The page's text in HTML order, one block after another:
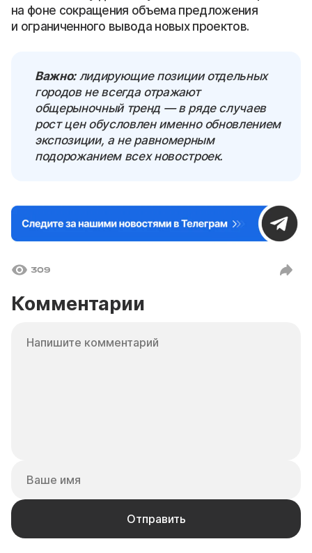
на фоне сокращения объема предложения
и ограниченного вывода новых проектов.
Важно:лидирующие позиции отдельных
городов не всегда отражают
общерыночный тренд — в ряде случаев
рост цен обусловлен именно обновлением
экспозиции, а не равномерным
подорожанием всех новостроек.
309
Комментарии